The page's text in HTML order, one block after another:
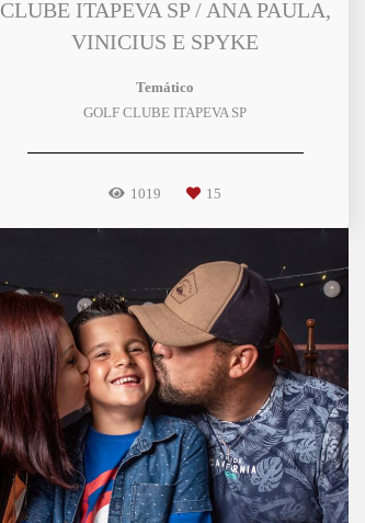
CLUBE ITAPEVA SP / ANA PAULA,
VINICIUS E SPYKE
Temático
GOLF CLUBE ITAPEVA SP
1019 15